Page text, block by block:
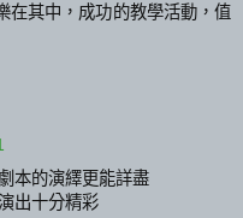
在其中，成功的教學活動，值
本的演繹更能詳盡
出十分精彩